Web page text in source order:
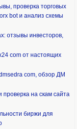
проверка торговых
bot и анализ схемы
отзывы инвесторов,
com от настоящих
com, обзор ДМ
на скам сайта
биржи для